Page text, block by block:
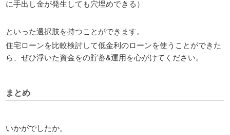
に手出し金が発生しても穴埋めできる）
といった選択肢を持つことができます。
住宅ローンを比較検討して低金利のローンを使うことができた
ら、ぜひ浮いた資金をの貯蓄&運用を心がけてください。
まとめ
いかがでしたか。